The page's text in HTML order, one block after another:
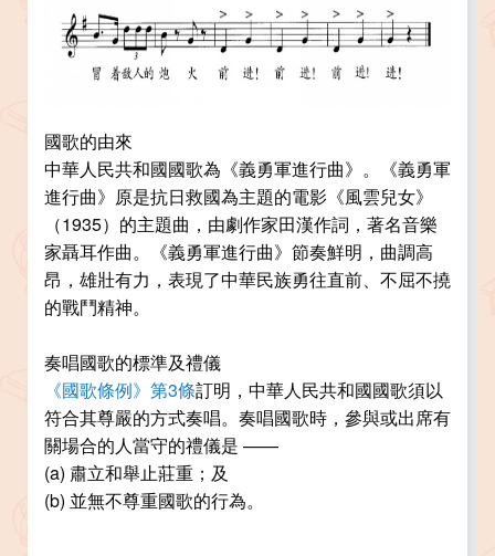
國歌的由來
中華人民共和國國歌為《義勇軍進行曲》。《義勇軍
進行曲》原是抗日救國為主題的電影《風雲兒女》
（1935）的主題曲，由劇作家田漢作詞，著名音樂
家聶耳作曲。《義勇軍進行曲》節奏鮮明，曲調高
昂，雄壯有力，表現了中華民族勇往直前、不屈不撓
的戰鬥精神。
奏唱國歌的標準及禮儀
《國歌條例》第3條訂明，中華人民共和國國歌須以
符合其尊嚴的方式奏唱。奏唱國歌時，參與或出席有
關場合的人當守的禮儀是 ——
(a) 肅立和舉止莊重；及
(b) 並無不尊重國歌的行為。